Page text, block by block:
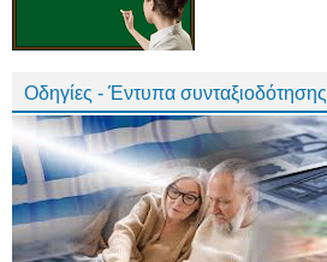
Οδηγίες - Έντυπα συνταξιοδότησης